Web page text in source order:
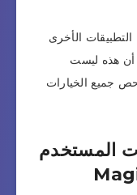
التطبيقات الأخرى
أن هذه ليست
جميع الخيارات
المستخدم